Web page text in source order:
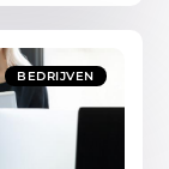
BEDRIJVEN